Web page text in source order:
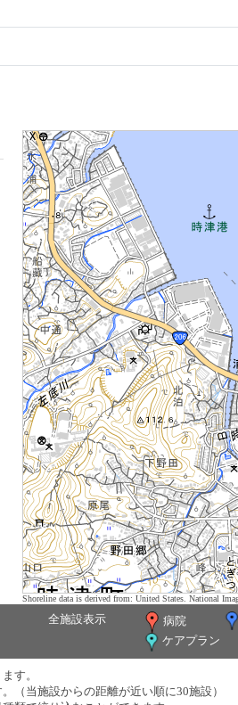
Shoreline data is derived from: United States. National
全施設表示 病院
ケアプラン
す。
（当施設からの距離が近い順に30施設）